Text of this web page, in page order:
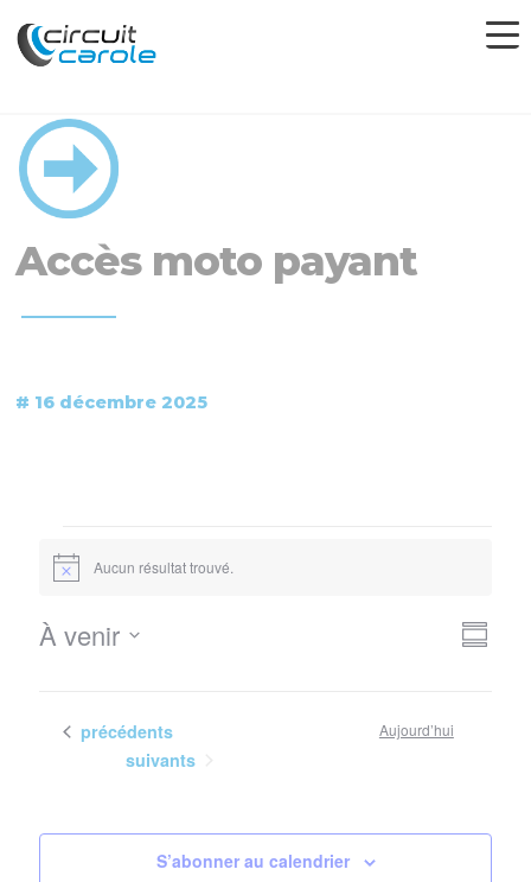
Accès moto payant
# 16 décembre 2025
Évènements
Notice Aucun résultat trouvé.
À venir
Évènements
précédents Aujourd’hui
Évènements
suivants
S’abonner au calendrier